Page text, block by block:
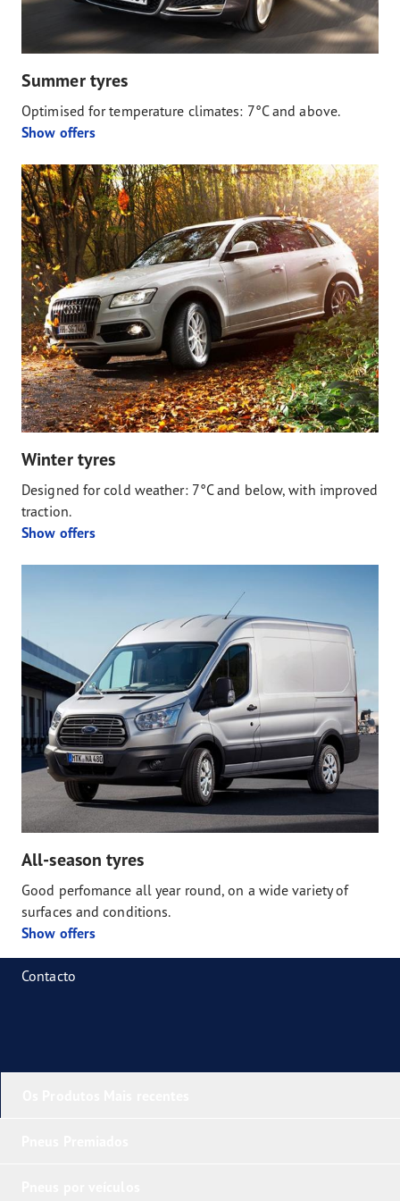
Summer tyres
Optimised for temperature climates: 7°C and above.
Show offers
Winter tyres
Designed for cold weather: 7°C and below, with improved
traction.
Show offers
All-season tyres
Good perfomance all year round, on a wide variety of
surfaces and conditions.
Show offers
Contacto